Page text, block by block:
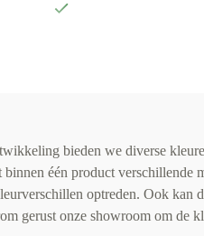
bieden we diverse
één product verschillende
optreden. Ook kan
gerust onze showroom om de